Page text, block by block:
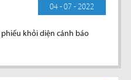
04 - 07 - 2022
khỏi diện cảnh báo